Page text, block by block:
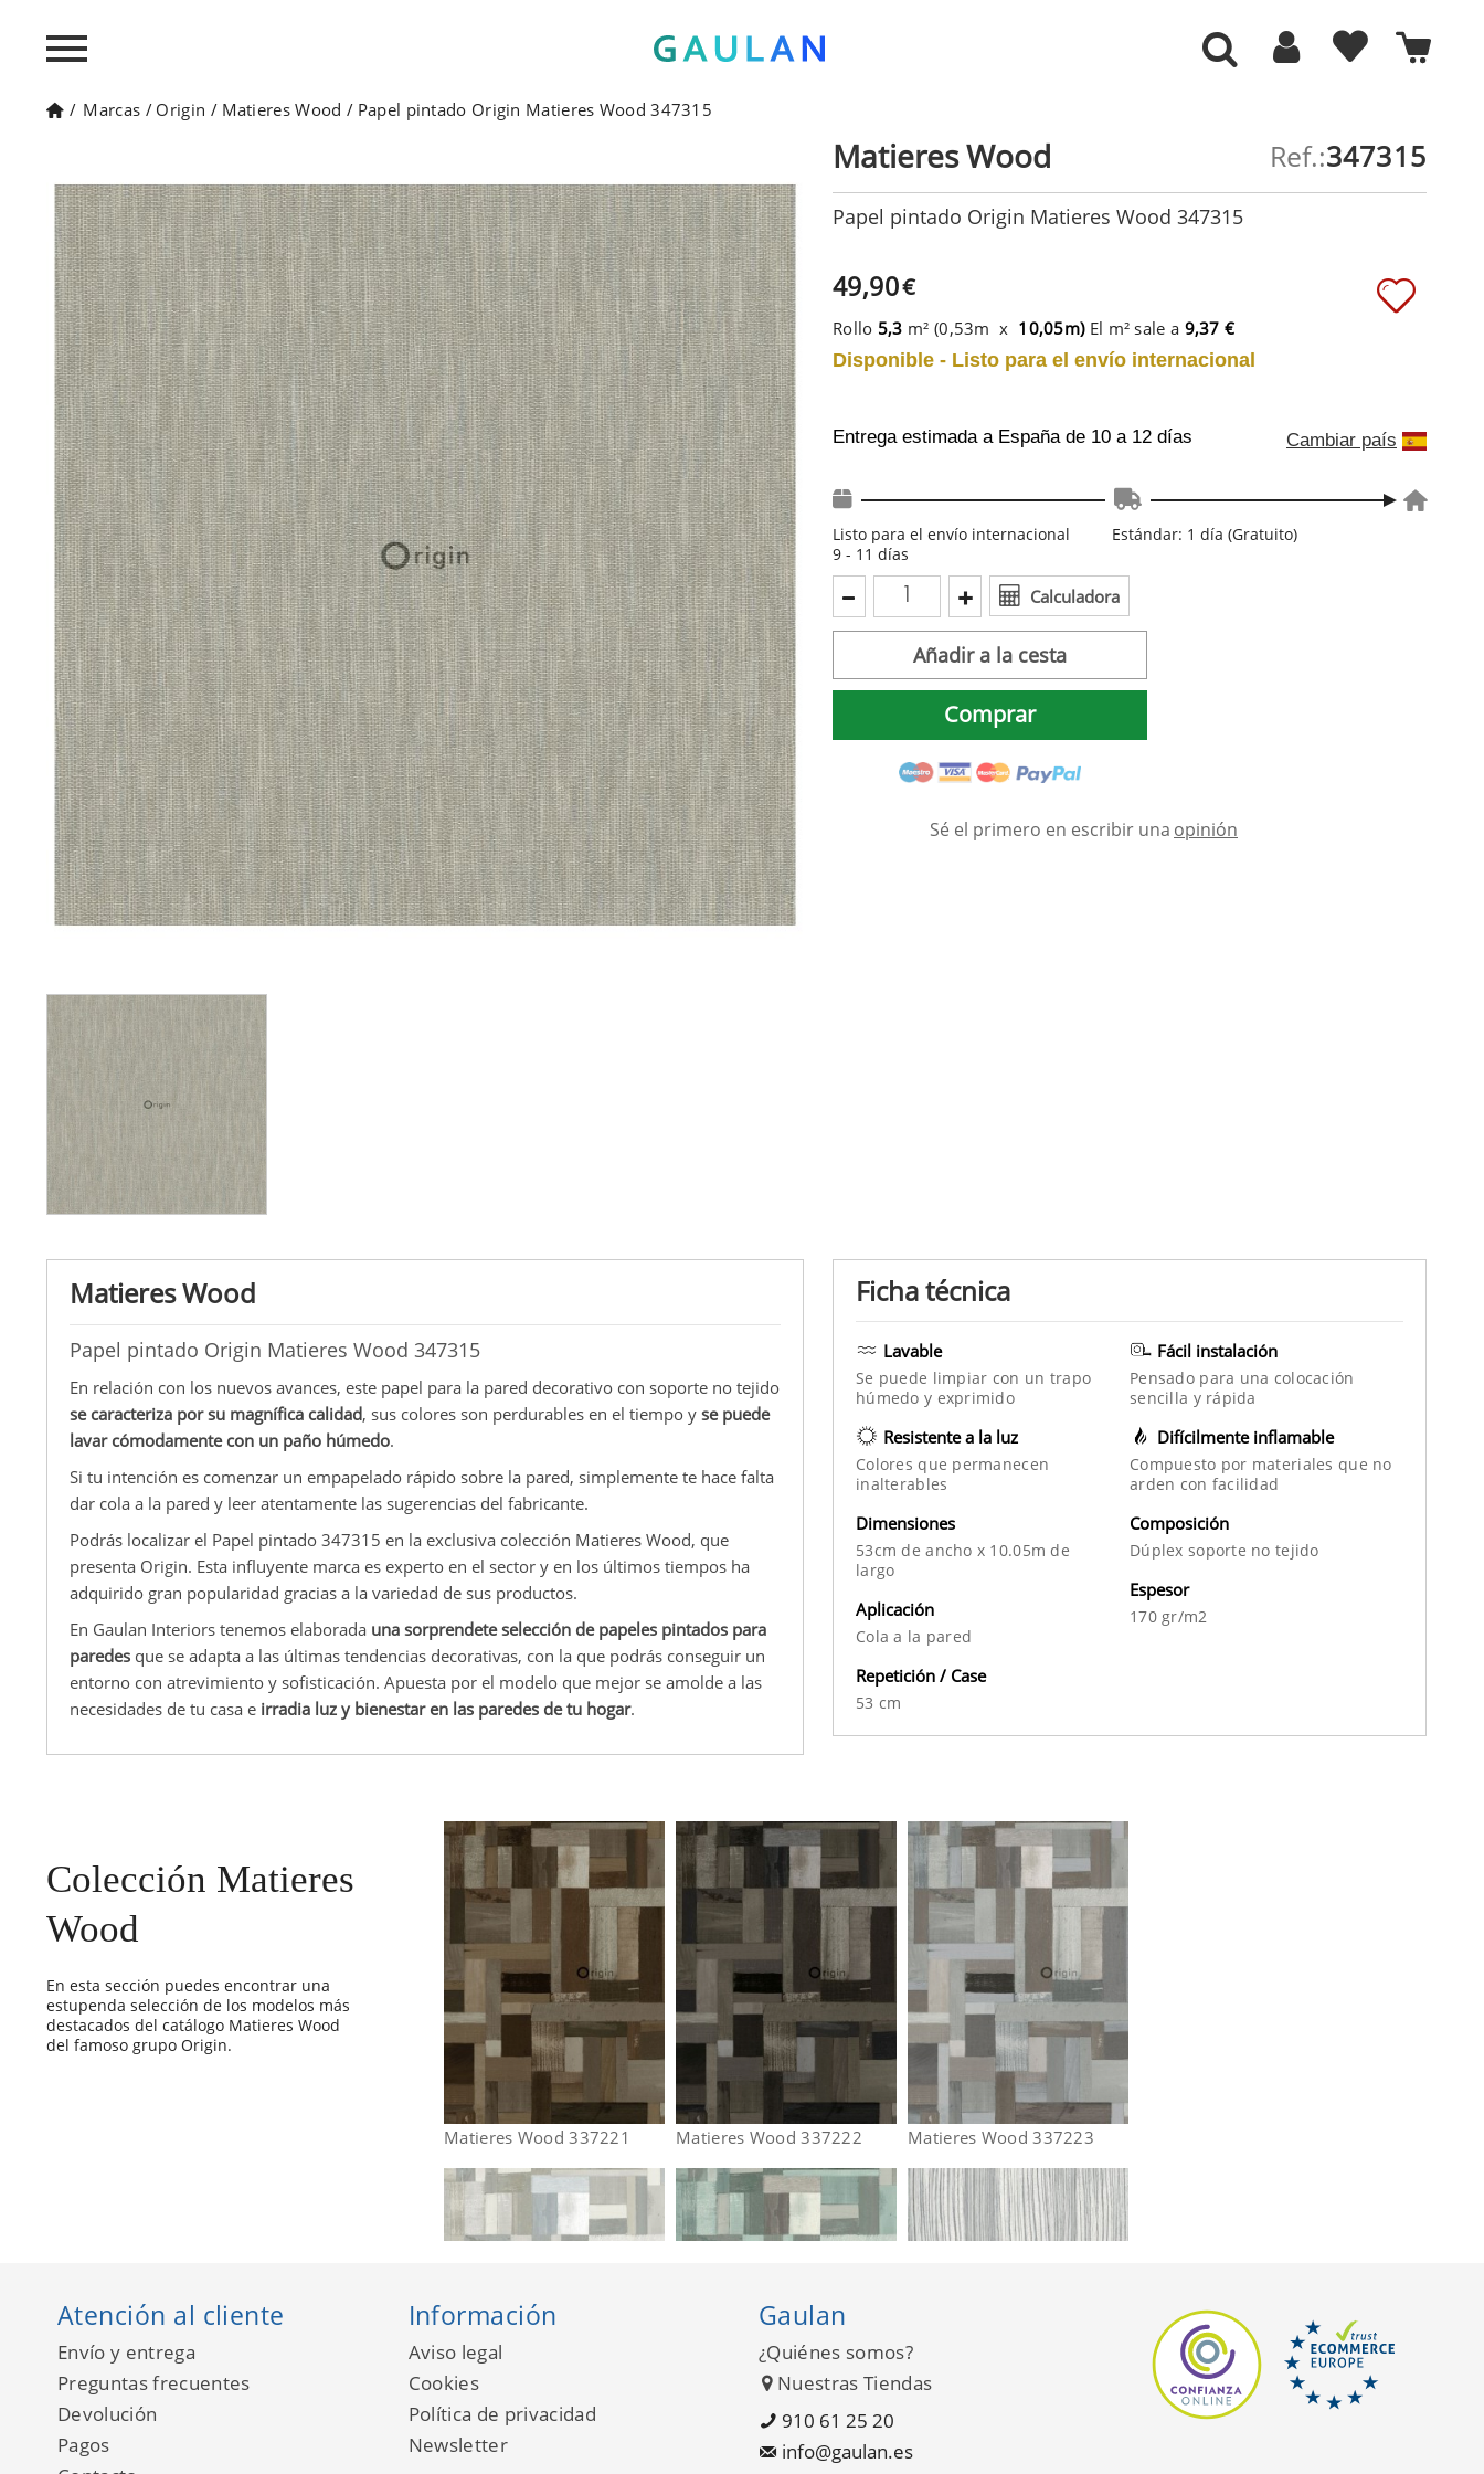
/ Marcas / Origin / Matieres Wood / Papel pintado Origin Matieres Wood 347315
Matieres Wood
Papel pintado Origin Matieres Wood 347315
En relación con los nuevos avances, este papel para la pared decorativo con soporte no tejido
se caracteriza por su magnífica calidad, sus colores son perdurables en el tiempo y se puede
lavar cómodamente con un paño húmedo.
Si tu intención es comenzar un empapelado rápido sobre la pared, simplemente te hace falta
dar cola a la pared y leer atentamente las sugerencias del fabricante.
Podrás localizar el Papel pintado 347315 en la exclusiva colección Matieres Wood, que
presenta Origin. Esta influyente marca es experto en el sector y en los últimos tiempos ha
adquirido gran popularidad gracias a la variedad de sus productos.
En Gaulan Interiors tenemos elaborada una sorprendete selección de papeles pintados para
paredes que se adapta a las últimas tendencias decorativas, con la que podrás conseguir un
entorno con atrevimiento y sofisticación. Apuesta por el modelo que mejor se amolde a las
necesidades de tu casa e irradia luz y bienestar en las paredes de tu hogar.
Matieres Wood 347315
Ref.:
Papel pintado Origin Matieres Wood 347315
49,90€
Rollo 5,3 m² (0,53m x 10,05m) El m² sale a 9,37 €
Disponible - Listo para el envío internacional
Entrega estimada a España de 10 a 12 días Cambiar país
Listo para el envío internacional
9 - 11 días
Estándar: 1 día (Gratuito)
Calculadora
Añadir a la cesta
Comprar
Sé el primero en escribir una opinión
Ficha técnica
Lavable
Se puede limpiar con un trapo
húmedo y exprimido
Resistente a la luz
Colores que permanecen
inalterables
Fácil instalación
Pensado para una colocación
sencilla y rápida
Difícilmente inflamable
Compuesto por materiales que no
arden con facilidad
Dimensiones
53cm de ancho x 10.05m de
largo
Aplicación
Cola a la pared
Repetición / Case
53 cm
Composición
Dúplex soporte no tejido
Espesor
170 gr/m2
Colección Matieres
Wood
En esta sección puedes encontrar una
estupenda selección de los modelos más
destacados del catálogo Matieres Wood
del famoso grupo Origin.
Matieres Wood 337221 Matieres Wood 337222 Matieres Wood 337223
Atención al cliente
Envío y entrega
Preguntas frecuentes
Devolución
Pagos
Información
Aviso legal
Cookies
Política de privacidad
Newsletter
Gaulan
¿Quiénes somos?
Nuestras Tiendas
910 61 25 20
info@gaulan.es